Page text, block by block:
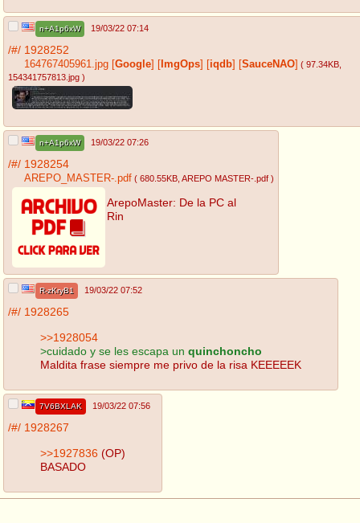
n+A1p6xW 19/03/22 07:14
/#/ 1928252
164767405961.jpg Google ImgOps iqdb SauceNAO ( 97.34KB
154341757813.jpg )
n+A1p6xW 19/03/22 07:26
/#/ 1928254
AREPO_MASTER-.pdf ( 680.55KB , AREPO MASTER-.pdf )
ArepoMaster: De la PC al
Rin
R-zKryB1 19/03/22 07:52
/#/ 1928265
>>1928054
>cuidado y se les escapa un quinchoncho
Maldita frase siempre me privo de la risa KEEEEEK
7V6BXLAK 19/03/22 07:56
/#/ 1928267
>>1927836 (OP)
BASADO